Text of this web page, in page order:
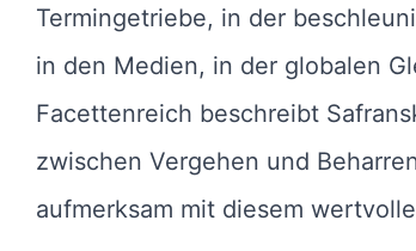
Termingetriebe, in der
in den Medien, in der globalen
Facettenreich beschreibt
zwischen Vergehen und
aufmerksam mit diesem